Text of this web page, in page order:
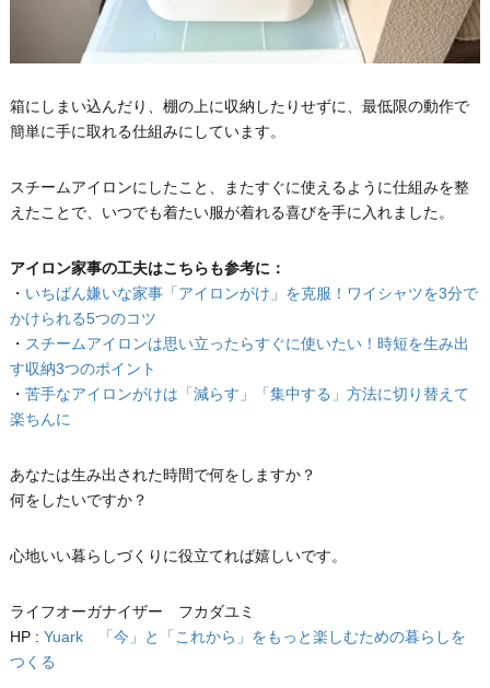
箱にしまい込んだり、棚の上に収納したりせずに、最低限の動作で
簡単に手に取れる仕組みにしています。
スチームアイロンにしたこと、またすぐに使えるように仕組みを整
えたことで、いつでも着たい服が着れる喜びを手に入れました。
アイロン家事の工夫はこちらも参考に：
・ いちばん嫌いな家事「アイロンがけ」を克服！ワイシャツを3分で
かけられる5つのコツ
・ スチームアイロンは思い立ったらすぐに使いたい！時短を生み出
す収納3つのポイント
・ 苦手なアイロンがけは「減らす」「集中する」方法に切り替えて
楽ちんに
あなたは生み出された時間で何をしますか？
何をしたいですか？
心地いい暮らしづくりに役立てれば嬉しいです。
ライフオーガナイザー フカダユミ
HP : Yuark 「今」と「これから」をもっと楽しむための暮らしを
つくる